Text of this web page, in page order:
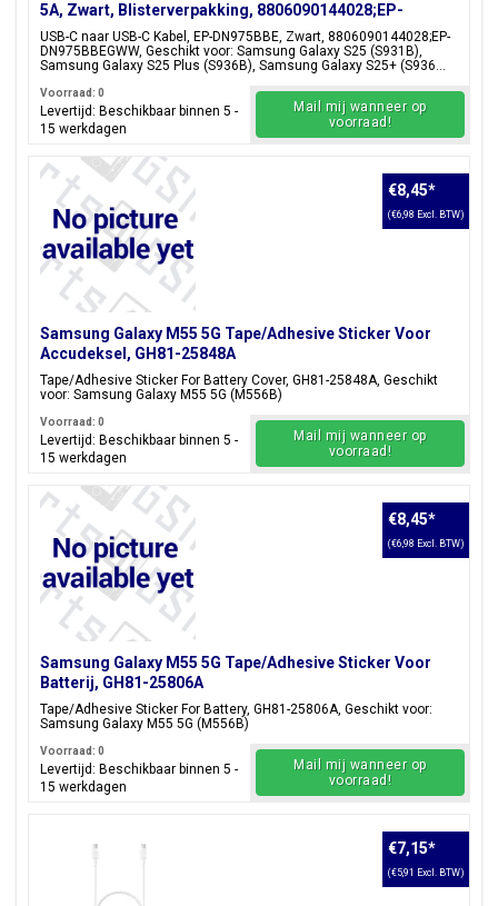
5A, Zwart, Blisterverpakking, 8806090144028;EP-
DN975BBEGWW
USB-C naar USB-C Kabel, EP-DN975BBE, Zwart, 8806090144028;EP-
DN975BBEGWW, Geschikt voor: Samsung Galaxy S25 (S931B),
Samsung Galaxy S25 Plus (S936B), Samsung Galaxy S25+ (S936...
Voorraad: 0
Levertijd: Beschikbaar binnen 5 -
15 werkdagen
Mail mij wanneer op
voorraad!
Samsung Galaxy M55 5G Tape/Adhesive Sticker Voor
Accudeksel, GH81-25848A
Tape/Adhesive Sticker For Battery Cover, GH81-25848A, Geschikt
voor: Samsung Galaxy M55 5G (M556B)
€8,45*
(€6,98 Excl. BTW)
Voorraad: 0
Levertijd: Beschikbaar binnen 5 -
15 werkdagen
Mail mij wanneer op
voorraad!
Samsung Galaxy M55 5G Tape/Adhesive Sticker Voor
Batterij, GH81-25806A
Tape/Adhesive Sticker For Battery, GH81-25806A, Geschikt voor:
Samsung Galaxy M55 5G (M556B)
€8,45*
(€6,98 Excl. BTW)
Voorraad: 0
Levertijd: Beschikbaar binnen 5 -
15 werkdagen
Mail mij wanneer op
voorraad!
€7,15*
(€5,91 Excl. BTW)